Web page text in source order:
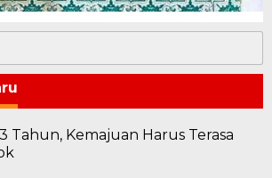
Tahun, Kemajuan Harus Terasa